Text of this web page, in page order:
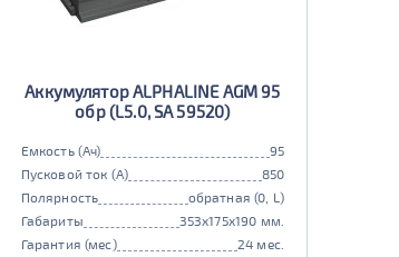
Аккумулятор ALPHALINE AGM 95
обр (L5.0, SA 59520)
Емкость (Ач)
95
Пусковой ток (А)
850
Полярность
обратная (0, L)
Габариты
353x175x190 мм.
Гарантия (мес)
24 мес.